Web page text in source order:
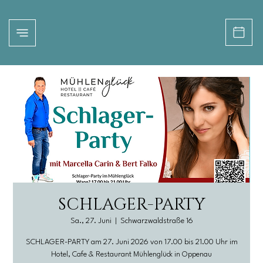
SCHLAGER-PARTY
Sa., 27. Juni Schwarzwaldstraße 16
SCHLAGER-PARTY am 27. Juni 2026 von 17.00 bis 21.00 Uhr im
Hotel, Cafe & Restaurant Mühlenglück in Oppenau